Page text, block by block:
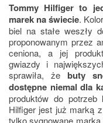
Tommy Hilfiger to
marek na świecie.
biel na stałe weszły
proponowanym przez
ceniona, a jej
gwiazdy i
sprawiła, że buty
dostępne niemal dla
produktów do
Hilfiger jest już marką
tylko sygnowane